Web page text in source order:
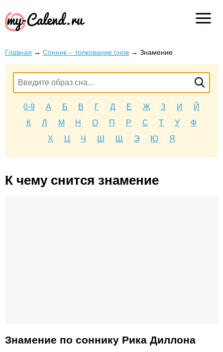
Главная → Сонник – толкование снов → Знамение
0-9 А Б В Г Д Е Ж З И
Й
К
Л М Н О П Р С Т У
Ф
Х
Ц Ч Ш Щ Э Ю Я
К чему снится знамение
Знамение по соннику Рика Диллона